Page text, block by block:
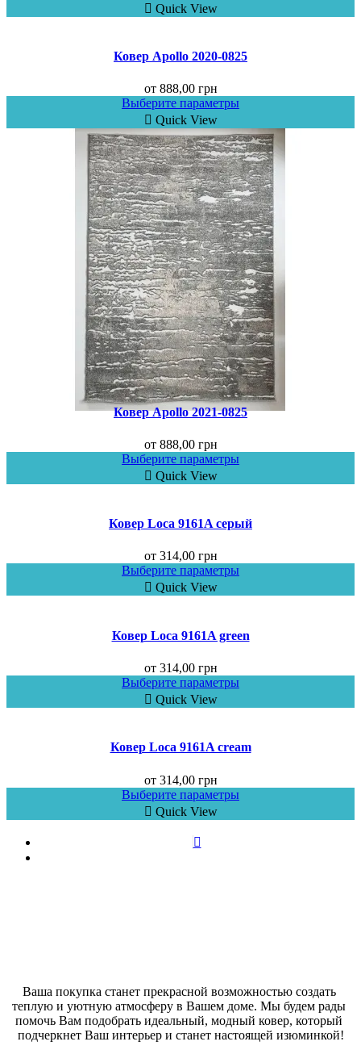
Quick View
Ковер Аpollo 2020-0825
от 888,00 грн
Выберите параметры
Quick View
Ковер Аpollo 2021-0825
от 888,00 грн
Выберите параметры
Quick View
Ковер Loca 9161A серый
от 314,00 грн
Выберите параметры
Quick View
Ковер Loca 9161A green
от 314,00 грн
Выберите параметры
Quick View
Ковер Loca 9161A cream
от 314,00 грн
Выберите параметры
Quick View
Ваша покупка станет прекрасной возможностью создать
теплую и уютную атмосферу в Вашем доме. Мы будем рады
помочь Вам подобрать идеальный, модный ковер, который
подчеркнет Ваш интерьер и станет настоящей изюминкой!